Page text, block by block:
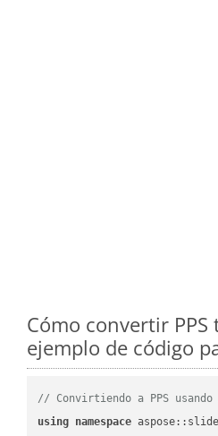
Cómo convertir PPS
ejemplo de código
// Convirtiendo a PPS usando
using namespace